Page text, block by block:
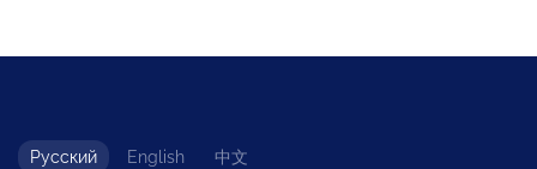
Русский English 中文